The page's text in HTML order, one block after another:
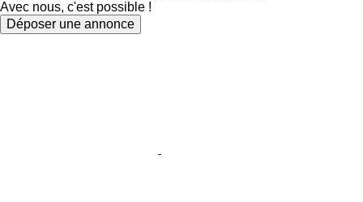
Avec nous, c'est possible !
Déposer une annonce